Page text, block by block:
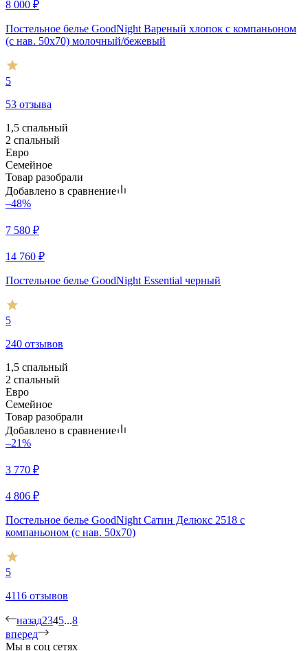
8 000 ₽
Постельное белье GoodNight Вареный хлопок с компаньоном
(с нав. 50х70) молочный/бежевый
5
53 отзыва
1,5 спальный
2 спальный
Евро
Семейное
Товар разобрали
Добавлено в сравнение
–48%
7 580 ₽
14 760 ₽
Постельное белье GoodNight Essential черный
5
240 отзывов
1,5 спальный
2 спальный
Евро
Семейное
Товар разобрали
Добавлено в сравнение
–21%
3 770 ₽
4 806 ₽
Постельное белье GoodNight Сатин Делюкс 2518 с
компаньоном (с нав. 50х70)
5
4116 отзывов
назад2345...8
вперед
Мы в соц сетях